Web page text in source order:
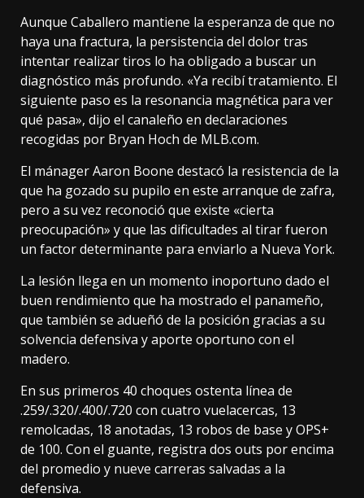
Aunque Caballero mantiene la esperanza de que no
haya una fractura, la persistencia del dolor tras
intentar realizar tiros lo ha obligado a buscar un
diagnóstico más profundo. «Ya recibí tratamiento. El
siguiente paso es la resonancia magnética para ver
qué pasa», dijo el canaleño en declaraciones
recogidas por Bryan Hoch de MLB.com.
El mánager Aaron Boone destacó la resistencia de la
que ha gozado su pupilo en este arranque de zafra,
pero a su vez reconoció que existe «cierta
preocupación» y que las dificultades al tirar fueron
un factor determinante para enviarlo a Nueva York.
La lesión llega en un momento inoportuno dado el
buen rendimiento que ha mostrado el panameño,
que también se adueñó de la posición gracias a su
solvencia defensiva y aporte oportuno con el
madero.
En sus primeros 40 choques ostenta línea de
.259/.320/.400/.720 con cuatro vuelacercas, 13
remolcadas, 18 anotadas, 13 robos de base y OPS+
de 100. Con el guante, registra dos outs por encima
del promedio y nueve carreras salvadas a la
defensiva.